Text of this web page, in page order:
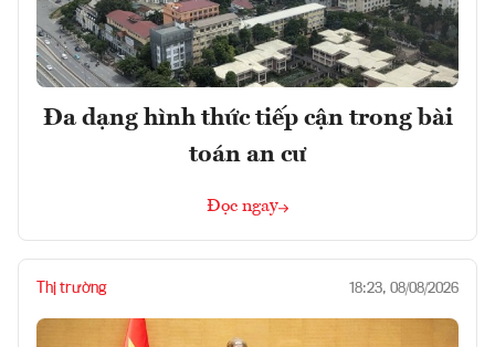
Đa dạng hình thức tiếp cận trong bài
toán an cư
Đọc ngay
Thị trường 18:23, 08/08/2026